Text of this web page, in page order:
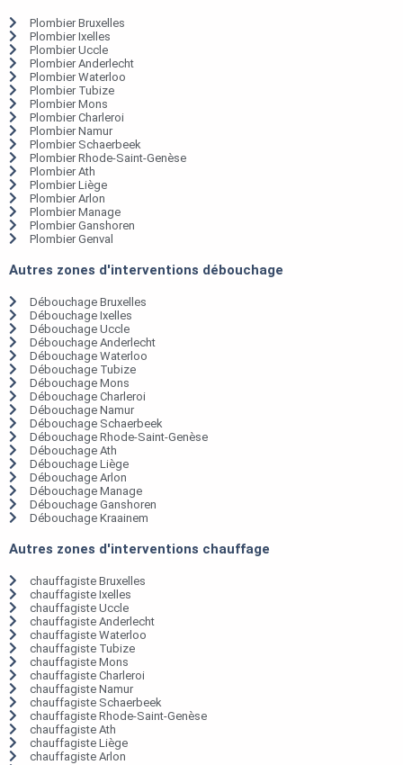
Plombier Bruxelles
Plombier Ixelles
Plombier Uccle
Plombier Anderlecht
Plombier Waterloo
Plombier Tubize
Plombier Mons
Plombier Charleroi
Plombier Namur
Plombier Schaerbeek
Plombier Rhode-Saint-Genèse
Plombier Ath
Plombier Liège
Plombier Arlon
Plombier Manage
Plombier Ganshoren
Plombier Genval
Autres zones d'interventions débouchage
Débouchage Bruxelles
Débouchage Ixelles
Débouchage Uccle
Débouchage Anderlecht
Débouchage Waterloo
Débouchage Tubize
Débouchage Mons
Débouchage Charleroi
Débouchage Namur
Débouchage Schaerbeek
Débouchage Rhode-Saint-Genèse
Débouchage Ath
Débouchage Liège
Débouchage Arlon
Débouchage Manage
Débouchage Ganshoren
Débouchage Kraainem
Autres zones d'interventions chauffage
chauffagiste Bruxelles
chauffagiste Ixelles
chauffagiste Uccle
chauffagiste Anderlecht
chauffagiste Waterloo
chauffagiste Tubize
chauffagiste Mons
chauffagiste Charleroi
chauffagiste Namur
chauffagiste Schaerbeek
chauffagiste Rhode-Saint-Genèse
chauffagiste Ath
chauffagiste Liège
chauffagiste Arlon